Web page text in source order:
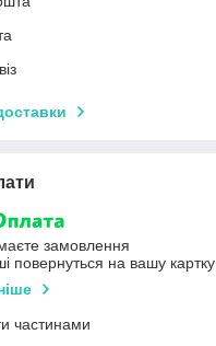
замовлення
повернуться на вашу картку
частинами